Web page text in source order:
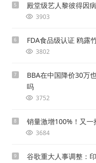
5 殿堂级艺人黎彼得因
3903
6 FDA食品级认证 鸥露
3802
7
BBA在中国降价30万
吗
3752
8 销量激增100%！又
3684
9
谷歌重大人事调整：